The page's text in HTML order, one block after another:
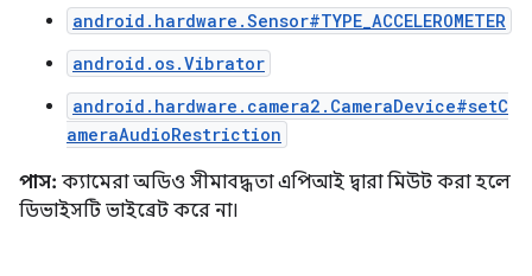
android.hardware.Sensor#TYPE_ACCELEROMETER
android.os.Vibrator
android.hardware.camera2.CameraDevice#setC
ameraAudioRestriction
পাস: ক্যামেরা অডিও সীমাবদ্ধতা এপিআই দ্বারা মিউট করা হলে
ডিভাইসটি ভাইব্রেট করে না।